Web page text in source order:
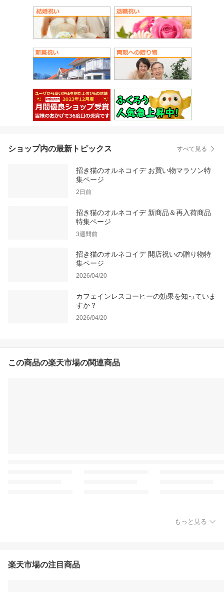
ショップ内の最新トピックス すべて見る
招き猫のオルネコイデ お買い物マラソン特
集ページ
2日前
招き猫のオルネコイデ 新商品＆再入荷商品
特集ページ
3週間前
招き猫のオルネコイデ 開店祝いの贈り物特
集ページ
2026/04/20
カフェインレスコーヒーの効果を知っていま
すか？
2026/04/20
この商品の楽天市場の関連商品
もっと見る
楽天市場の注目商品